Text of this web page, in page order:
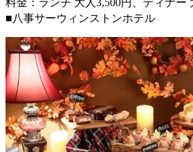
料金：ランチ 大人3,500円、ディナー
■八事サーウィンストンホテル